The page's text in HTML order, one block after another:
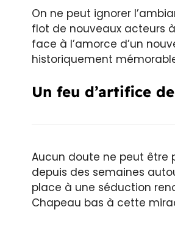
On ne peut ignorer
flot de nouveaux acteurs
face à l’amorce d’un
historiquement
Un feu d’artifice
Aucun doute ne peut être
depuis des semaines
place à une séduction
Chapeau bas à cette